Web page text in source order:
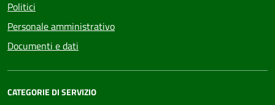
Politici
Personale amministrativo
Documenti e dati
CATEGORIE DI SERVIZIO